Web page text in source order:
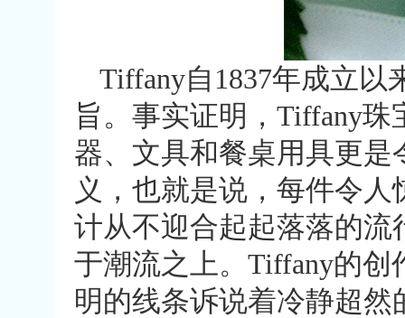
Tiffany自1837年成立
旨。事实证明，Tiffany
器、文具和餐桌用具更是
义，也就是说，每件令
计从不迎合起起落落的
于潮流之上。Tiffany的
明的线条诉说着冷静超